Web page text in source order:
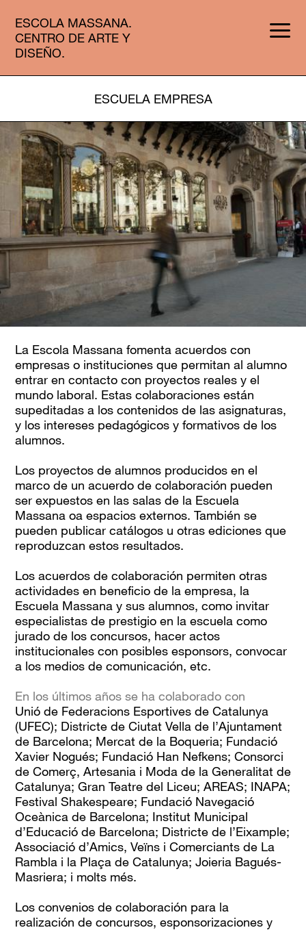
ESCOLA MASSANA.
CENTRO DE ARTE Y
DISEÑO.
ESCUELA EMPRESA
La Escola Massana fomenta acuerdos con
empresas o instituciones que permitan al alumno
entrar en contacto con proyectos reales y el
mundo laboral. Estas colaboraciones están
supeditadas a los contenidos de las asignaturas,
y los intereses pedagógicos y formativos de los
alumnos.
Los proyectos de alumnos producidos en el
marco de un acuerdo de colaboración pueden
ser expuestos en las salas de la Escuela
Massana oa espacios externos. También se
pueden publicar catálogos u otras ediciones que
reproduzcan estos resultados.
Los acuerdos de colaboración permiten otras
actividades en beneficio de la empresa, la
Escuela Massana y sus alumnos, como invitar
especialistas de prestigio en la escuela como
jurado de los concursos, hacer actos
institucionales con posibles esponsors, convocar
a los medios de comunicación, etc.
En los últimos años se ha colaborado con
Unió de Federacions Esportives de Catalunya
(UFEC); Districte de Ciutat Vella de l’Ajuntament
de Barcelona; Mercat de la Boqueria; Fundació
Xavier Nogués; Fundació Han Nefkens; Consorci
de Comerç, Artesania i Moda de la Generalitat de
Catalunya; Gran Teatre del Liceu; AREAS; INAPA;
Festival Shakespeare; Fundació Navegació
Oceànica de Barcelona; Institut Municipal
d’Educació de Barcelona; Districte de l’Eixample;
Associació d’Amics, Veïns i Comerciants de La
Rambla i la Plaça de Catalunya; Joieria Bagués-
Masriera; i molts més.
Los convenios de colaboración para la
realización de concursos, esponsorizaciones y